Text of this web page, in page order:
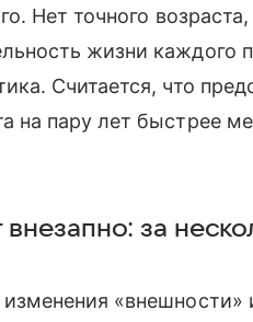
Нет точного
жизни каждого
Считается, что
на пару лет быстрее
за
«внешности»